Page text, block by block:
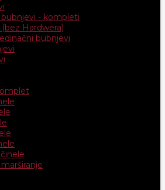
- kompleti
Hardwera)
bubnjevi